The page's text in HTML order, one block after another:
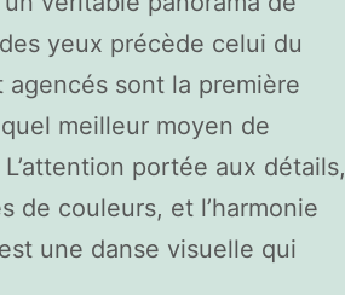
yeux précède celui du
agencés sont la première
meilleur moyen de
portée aux détails,
de couleurs, et l’harmonie
une danse visuelle qui